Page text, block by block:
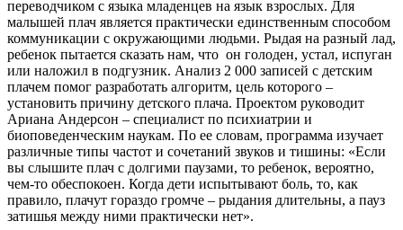
переводчиком с языка младенцев на язык взрослых. Для
малышей плач является практически единственным способом
коммуникации с окружающими людьми. Рыдая на разный лад,
ребенок пытается сказать нам, что он голоден, устал, испуган
или наложил в подгузник. Анализ 2 000 записей с детским
плачем помог разработать алгоритм, цель которого –
установить причину детского плача. Проектом руководит
Ариана Андерсон – специалист по психиатрии и
биоповеденческим наукам. По ее словам, программа изучает
различные типы частот и сочетаний звуков и тишины: «Если
вы слышите плач с долгими паузами, то ребенок, вероятно,
чем-то обеспокоен. Когда дети испытывают боль, то, как
правило, плачут гораздо громче – рыдания длительны, а пауз
затишья между ними практически нет».